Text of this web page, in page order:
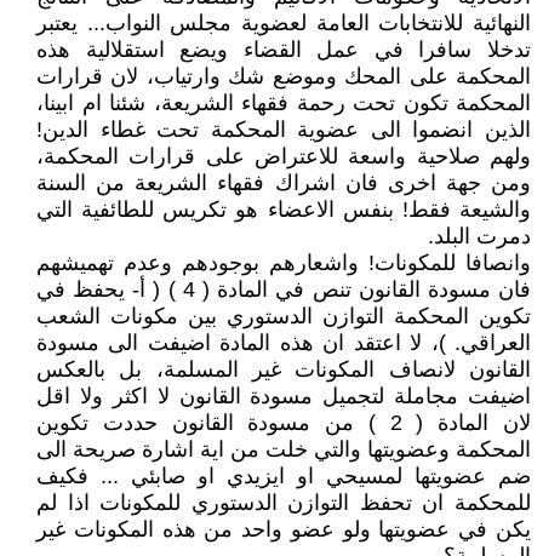
النهائية للانتخابات العامة لعضوية مجلس النواب... يعتبر
تدخلا سافرا في عمل القضاء ويضع استقلالية هذه
المحكمة على المحك وموضع شك وارتياب، لان قرارات
المحكمة تكون تحت رحمة فقهاء الشريعة، شئنا ام ابينا،
الذين انضموا الى عضوية المحكمة تحت غطاء الدين!
ولهم صلاحية واسعة للاعتراض على قرارات المحكمة،
ومن جهة اخرى فان اشراك فقهاء الشريعة من السنة
والشيعة فقط! بنفس الاعضاء هو تكريس للطائفية التي
دمرت البلد.
وانصافا للمكونات! واشعارهم بوجودهم وعدم تهميشهم
فان مسودة القانون تنص في المادة ( 4 ) ( أ- يحفظ في
تكوين المحكمة التوازن الدستوري بين مكونات الشعب
العراقي. )، لا اعتقد ان هذه المادة اضيفت الى مسودة
القانون لانصاف المكونات غير المسلمة، بل بالعكس
اضيفت مجاملة لتجميل مسودة القانون لا اكثر ولا اقل
لان المادة ( 2 ) من مسودة القانون حددت تكوين
المحكمة وعضويتها والتي خلت من اية اشارة صريحة الى
ضم عضويتها لمسيحي او ايزيدي او صابئي ... فكيف
للمحكمة ان تحفظ التوازن الدستوري للمكونات اذا لم
يكن في عضويتها ولو عضو واحد من هذه المكونات غير